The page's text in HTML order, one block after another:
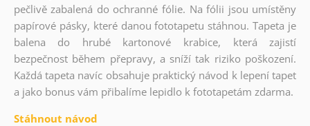
pečlivě zabalená do ochranné fólie. Na fólii jsou umístěny
papírové pásky, které danou fototapetu stáhnou. Tapeta je
balena do hrubé kartonové krabice, která zajistí
bezpečnost během přepravy, a sníží tak riziko poškození.
Každá tapeta navíc obsahuje praktický návod k lepení tapet
a jako bonus vám přibalíme lepidlo k fototapetám zdarma.
Stáhnout návod